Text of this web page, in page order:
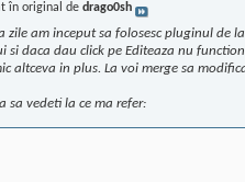
în original de drago0sh
zile am inceput sa folosesc pluginul de
si daca dau click pe Editeaza nu
altceva in plus. La voi merge sa
sa vedeti la ce ma refer: